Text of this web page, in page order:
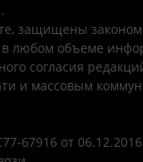
защищены
в любом объеме
согласия
и массовым
67916 от 06.12.2016